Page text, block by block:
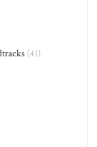
(41)